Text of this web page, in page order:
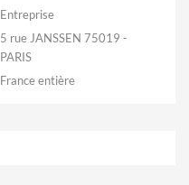
Entreprise
5 rue JANSSEN 75019 -
PARIS